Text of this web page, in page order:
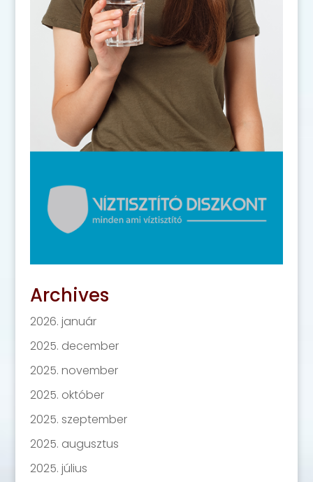
Archives
2026. január
2025. december
2025. november
2025. október
2025. szeptember
2025. augusztus
2025. július